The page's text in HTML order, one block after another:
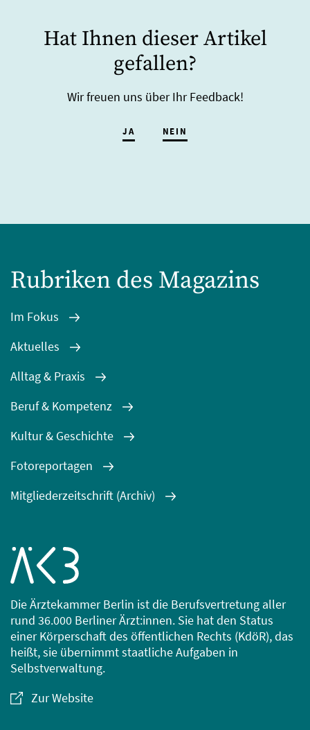
Hat Ihnen dieser Artikel
gefallen?
Wir freuen uns über Ihr Feedback!
JA NEIN
Rubriken des Magazins
Im Fokus
Aktuelles
Alltag & Praxis
Beruf & Kompetenz
Kultur & Geschichte
Fotoreportagen
Mitgliederzeitschrift (Archiv)
Die Ärztekammer Berlin ist die Berufsvertretung aller
rund 36.000 Berliner Ärzt:innen. Sie hat den Status
einer Körperschaft des öffentlichen Rechts (KdöR), das
heißt, sie übernimmt staatliche Aufgaben in
Selbstverwaltung.
Zur Website